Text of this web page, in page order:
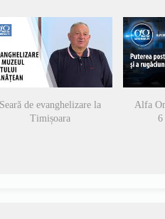
Seară de evanghelizare la
Timișoara
Alfa
6